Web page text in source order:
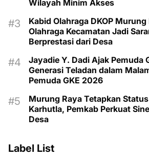
Wilayah Minim Akses
Kabid Olahraga DKOP Murung
Olahraga Kecamatan Jadi
Berprestasi dari Desa
Jayadie Y. Dadi Ajak Pemuda
Generasi Teladan dalam
Pemuda GKE 2026
Murung Raya Tetapkan
Karhutla, Pemkab Perkuat
Desa
Label List